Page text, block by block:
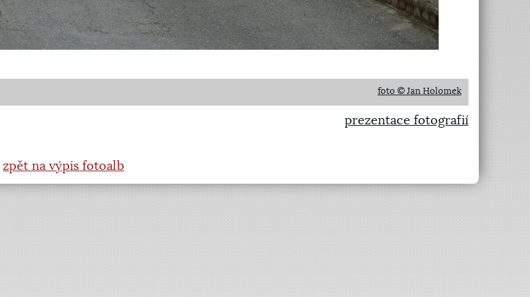
foto © Jan Holomek
prezentace fotografií
|zpět na výpis fotoalb